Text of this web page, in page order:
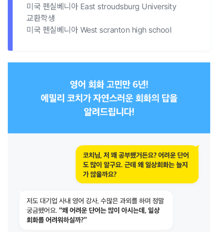
미국 펜실베니아 East stroudsburg University
교환학생
미국 펜실베니아 West scranton high school